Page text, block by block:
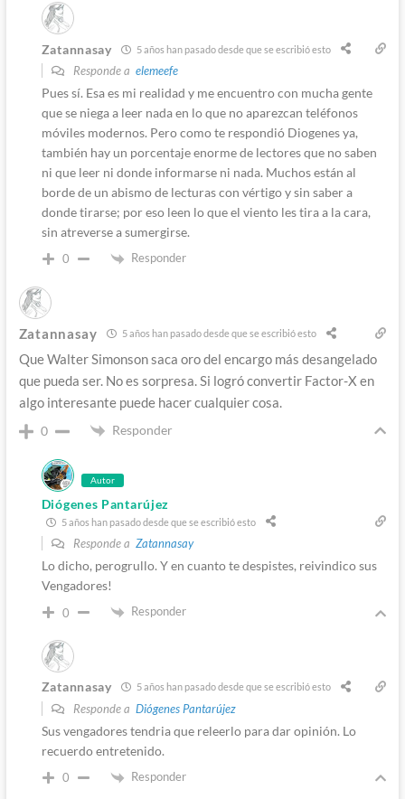
Zatannasay 5 años han pasado desde que se escribió esto
Responde a elemeefe
Pues sí. Esa es mi realidad y me encuentro con mucha gente
que se niega a leer nada en lo que no aparezcan teléfonos
móviles modernos. Pero como te respondió Diogenes ya,
también hay un porcentaje enorme de lectores que no saben
ni que leer ni donde informarse ni nada. Muchos están al
borde de un abismo de lecturas con vértigo y sin saber a
donde tirarse; por eso leen lo que el viento les tira a la cara,
sin atreverse a sumergirse.
0 Responder
Zatannasay 5 años han pasado desde que se escribió esto
Que Walter Simonson saca oro del encargo más desangelado
que pueda ser. No es sorpresa. Si logró convertir Factor-X en
algo interesante puede hacer cualquier cosa.
0 Responder
Autor
Diógenes Pantarújez
5 años han pasado desde que se escribió esto
Responde a Zatannasay
Lo dicho, perogrullo. Y en cuanto te despistes, reivindico sus
Vengadores!
0 Responder
Zatannasay 5 años han pasado desde que se escribió esto
Responde a Diógenes Pantarújez
Sus vengadores tendria que releerlo para dar opinión. Lo
recuerdo entretenido.
0 Responder